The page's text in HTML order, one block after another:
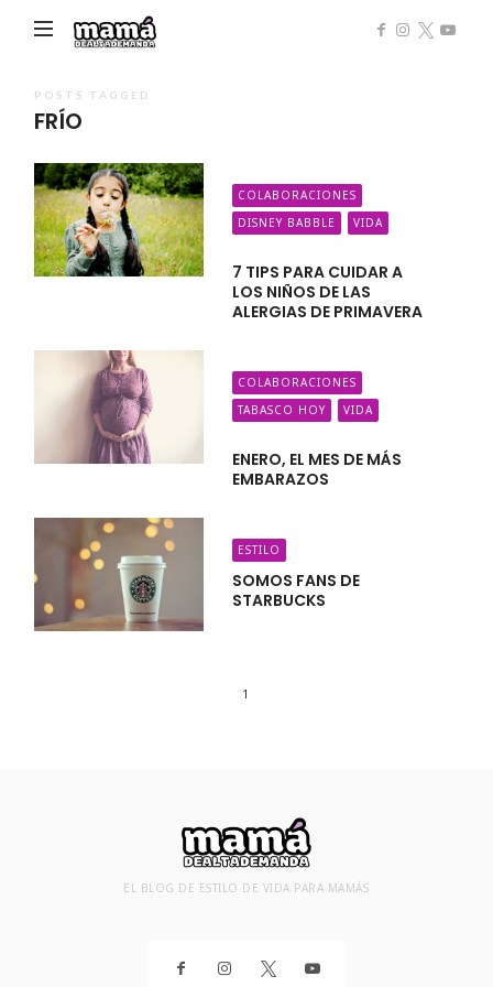
POSTS TAGGED
FRÍO
COLABORACIONES
DISNEY BABBLE
VIDA
7 TIPS PARA CUIDAR A
LOS NIÑOS DE LAS
ALERGIAS DE PRIMAVERA
COLABORACIONES
TABASCO HOY
VIDA
ENERO, EL MES DE MÁS
EMBARAZOS
ESTILO
SOMOS FANS DE
STARBUCKS
1
EL BLOG DE ESTILO DE VIDA PARA MAMÁS